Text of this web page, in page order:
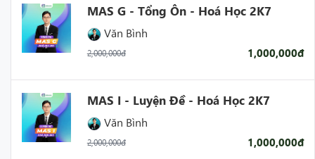
MAS G - Tổng Ôn - Hoá Học 2K7
Văn Bình
2,000,000đ 1,000,000đ
MAS I - Luyện Đề - Hoá Học 2K7
Văn Bình
2,000,000đ 1,000,000đ